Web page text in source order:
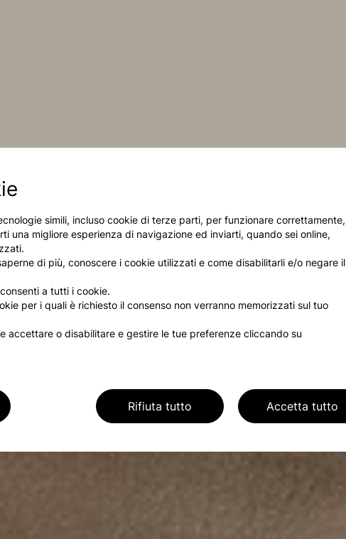
simili, incluso cookie di terze parti, per funzionare correttamente,
una migliore esperienza di navigazione ed inviarti, quando sei online,
di più, conoscere i cookie utilizzati e come disabilitarli e/o negare il
a tutti i cookie.
per i quali è richiesto il consenso non verranno memorizzati sul tuo
accettare o disabilitare e gestire le tue preferenze cliccando su
Accetta tutto
Rifiuta tutto